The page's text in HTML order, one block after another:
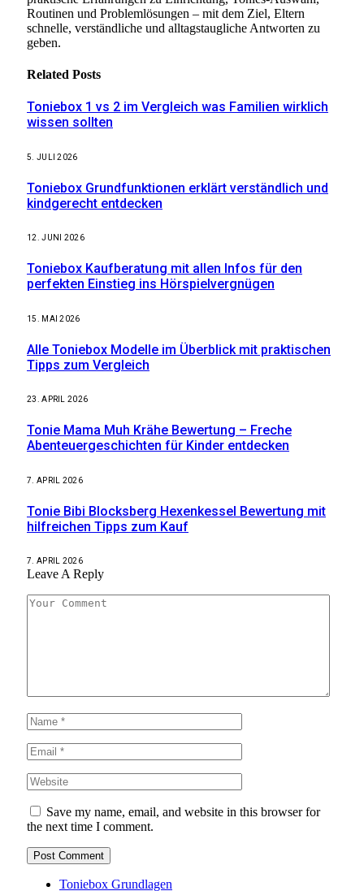
Routinen und Problemlösungen – mit dem Ziel, Eltern
schnelle, verständliche und alltagstaugliche Antworten zu
geben.
Related Posts
Toniebox 1 vs 2 im Vergleich was Familien wirklich
wissen sollten
5. JULI 2026
Toniebox Grundfunktionen erklärt verständlich und
kindgerecht entdecken
12. JUNI 2026
Toniebox Kaufberatung mit allen Infos für den
perfekten Einstieg ins Hörspielvergnügen
15. MAI 2026
Alle Toniebox Modelle im Überblick mit praktischen
Tipps zum Vergleich
23. APRIL 2026
Tonie Mama Muh Krähe Bewertung – Freche
Abenteuergeschichten für Kinder entdecken
7. APRIL 2026
Tonie Bibi Blocksberg Hexenkessel Bewertung mit
hilfreichen Tipps zum Kauf
7. APRIL 2026
Leave A Reply
Save my name, email, and website in this browser for
the next time I comment.
Toniebox Grundlagen